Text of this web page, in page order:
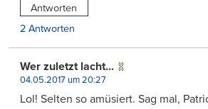
Antworten
2 Antworten
Wer zuletzt lacht...
04.05.2017 um 20:27
Lol! Selten so amüsiert. Sag mal,